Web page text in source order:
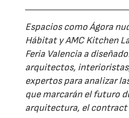
Espacios como Ágora
Hábitat y AMC Kitchen
Feria Valencia a
arquitectos,
expertos para analizar
que marcarán el futuro
arquitectura, el contract